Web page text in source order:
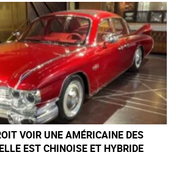
VOIR UNE AMÉRICAINE DES
EST CHINOISE ET HYBRIDE